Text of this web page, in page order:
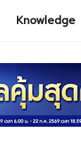
Knowledge